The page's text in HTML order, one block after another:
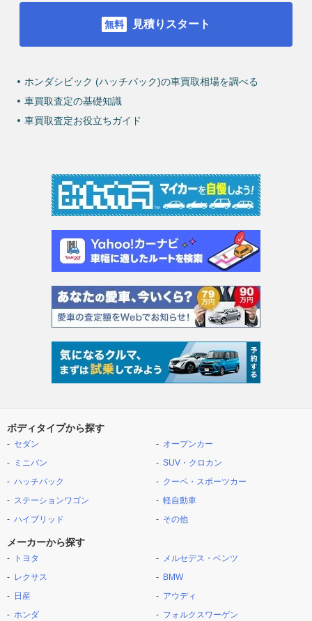
見積りスタート
ホンダシビック (ハッチバック)の車買取相場を調べる
車買取査定の基礎知識
車買取査定お役立ちガイド
ボディタイプから探す
セダン
ミニバン
ハッチバック
ステーションワゴン
ハイブリッド
オープンカー
SUV・クロカン
クーペ・スポーツカー
軽自動車
その他
メーカーから探す
トヨタ
レクサス
日産
ホンダ
メルセデス・ベンツ
BMW
アウディ
フォルクスワーゲン